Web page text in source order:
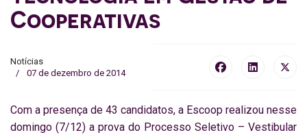
Cooperativas
Notícias
07 de dezembro de 2014
Com a presença de 43 candidatos, a Escoop realizou nesse
domingo (7/12) a prova do Processo Seletivo – Vestibular